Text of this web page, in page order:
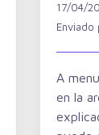
17/04/
Enviado
A
en la